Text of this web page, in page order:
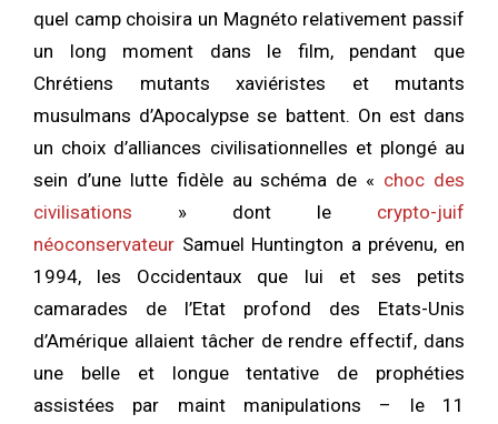
quel camp choisira un Magnéto relativement passif
un long moment dans le film, pendant que
Chrétiens mutants xaviéristes et mutants
musulmans d’Apocalypse se battent. On est dans
un choix d’alliances civilisationnelles et plongé au
sein d’une lutte fidèle au schéma de « choc des
civilisations » dont le crypto-juif
néoconservateur Samuel Huntington a prévenu, en
1994, les Occidentaux que lui et ses petits
camarades de l’Etat profond des Etats-Unis
d’Amérique allaient tâcher de rendre effectif, dans
une belle et longue tentative de prophéties
assistées par maint manipulations – le 11